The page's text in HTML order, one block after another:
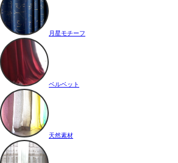
月星モチーフ
ベルベット
天然素材